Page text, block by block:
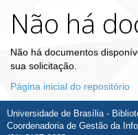
Não há
Não há documentos
sua solicitação.
Página inicial do repositório
Universidade de Brasília -
Coordenadoria de Gestão da